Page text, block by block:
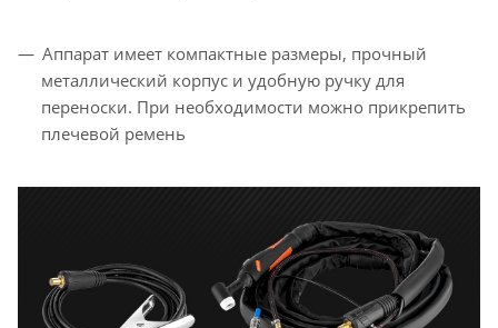
Аппарат имеет компактные размеры, прочный
металлический корпус и удобную ручку для
переноски. При необходимости можно прикрепить
плечевой ремень